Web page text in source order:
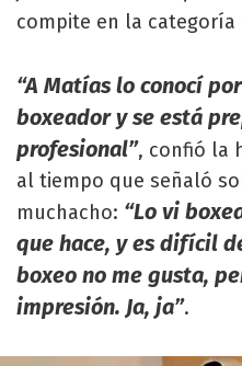
compite en la categoría
“A Matías lo conocí
boxeador y se está
profesional”, confió la
al tiempo que señaló
muchacho: “Lo vi
que hace, y es difícil
boxeo no me gusta,
impresión. Ja, ja”.